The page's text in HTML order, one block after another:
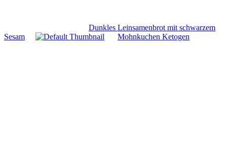
Dunkles Leinsamenbrot mit schwarzem
Sesam
Mohnkuchen Ketogen